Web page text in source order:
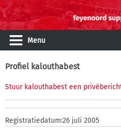
Menu
Profiel kalouthabest
Stuur kalouthabest een
Registratiedatum:26 juli 2005